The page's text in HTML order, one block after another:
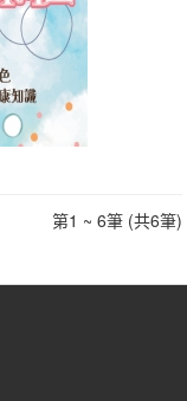
第1 ~ 6筆 (共6筆)